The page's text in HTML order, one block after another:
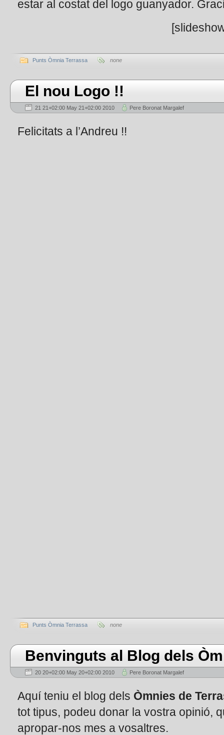
estar al costat del logo guanyador.
Punts Òmnia Terrassa none
El nou Logo !!
21 21+02:00 May 21+02:00 2010 Pere Boronat Margalef
Felicitats a l’Andreu !!
Punts Òmnia Terrassa none
Benvinguts al Blog dels
20 20+02:00 May 20+02:00 2010 Pere Boronat Margalef
Aquí teniu el blog dels Òmnies de
tot tipus, podeu donar la vostra opinió,
apropar-nos mes a vosaltres.